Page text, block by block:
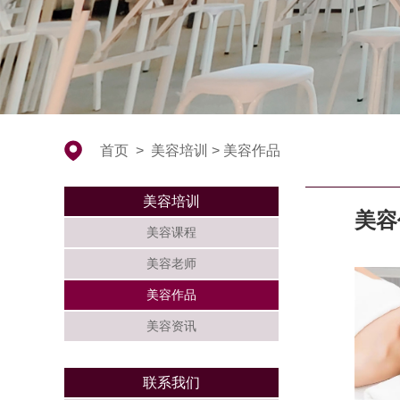
首页 > 美容培训 > 美容作品
美容培训
美容课程
美容老师
美容作品
美容资讯
联系我们
美